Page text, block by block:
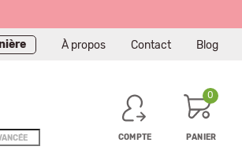
À propos Contact Blog
COMPTE
0
PANIER